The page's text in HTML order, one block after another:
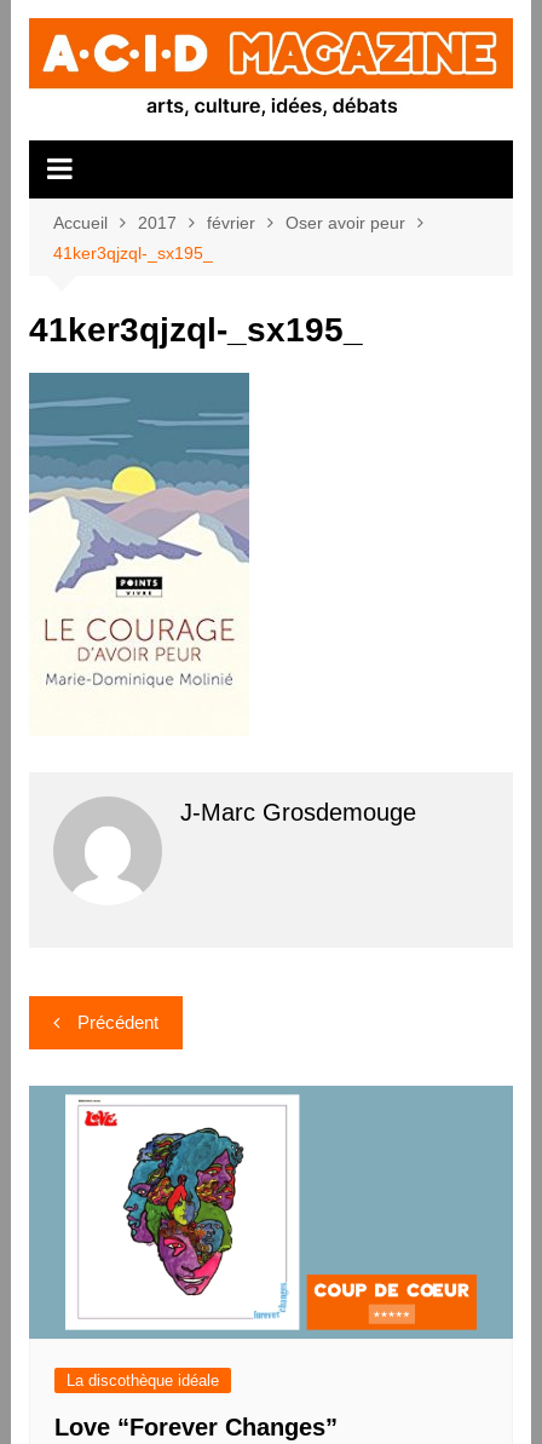
Aller
contenu
Accueil 2017 février
Oser avoir peur
41ker3qjzql-_sx195_
41ker3qjzql-_sx195_
J-Marc Grosdemouge
Navigation
de
l’article
Précédent
La discothèque idéale
Love “Forever Changes”